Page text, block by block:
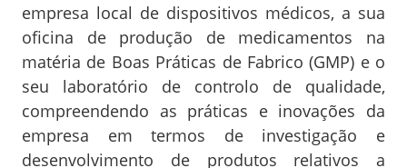
empresa local de dispositivos médicos, a sua
oficina de produção de medicamentos na
matéria de Boas Práticas de Fabrico (GMP) e o
seu laboratório de controlo de qualidade,
compreendendo as práticas e inovações da
empresa em termos de investigação e
desenvolvimento de produtos relativos a